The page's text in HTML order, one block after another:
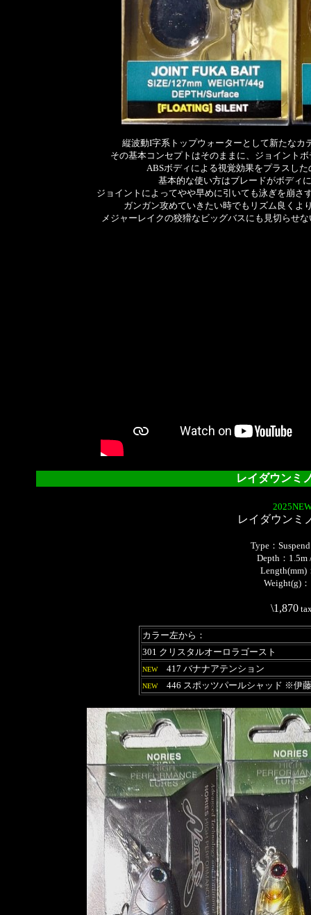
縦波動I字系トップウォーターとして新たなカ
その基本コンセプトはそのままに、ジョイント
ABSボディによる視覚効果をプラスし
基本的な使い方はブレードがボディ
ジョイントによってやや早めに引いても泳ぎを崩さ
ガンガン攻めていきたい時でもリズム良くよ
メジャーレイクの狡猾なビッグバスにも見切らせ
レイダウンミ
レイダウンミ
Type：
Depth：1.5m
Length(mm)
Weight(g)
\1,870
カラー左から：
301 クリスタルオーロラゴースト
NEW417 バナナアテンション
NEW446 スポッツパールシャッド ※伊藤